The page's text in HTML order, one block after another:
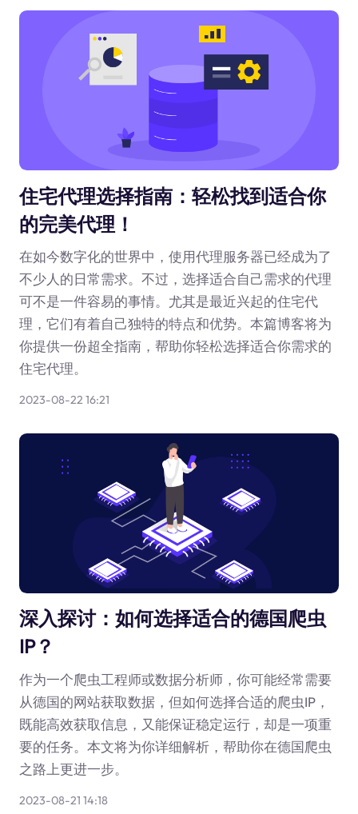
住宅代理选择指南：轻松找到适合你
的完美代理！
在如今数字化的世界中，使用代理服务器已经成为了
不少人的日常需求。不过，选择适合自己需求的代理
可不是一件容易的事情。尤其是最近兴起的住宅代
理，它们有着自己独特的特点和优势。本篇博客将为
你提供一份超全指南，帮助你轻松选择适合你需求的
住宅代理。
2023-08-22 16:21
深入探讨：如何选择适合的德国爬虫
IP？
作为一个爬虫工程师或数据分析师，你可能经常需要
从德国的网站获取数据，但如何选择合适的爬虫IP，
既能高效获取信息，又能保证稳定运行，却是一项重
要的任务。本文将为你详细解析，帮助你在德国爬虫
之路上更进一步。
2023-08-21 14:18